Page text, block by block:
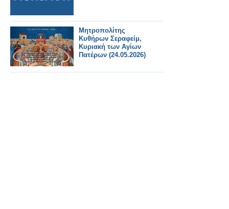
Μητροπολίτης
Κυθήρων Σεραφείμ,
Κυριακή των Αγίων
Πατέρων (24.05.2026)